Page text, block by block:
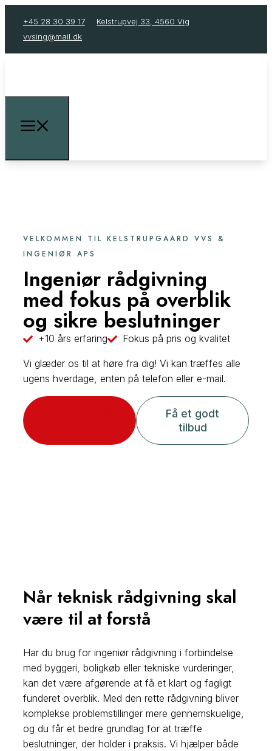
+45 28 30 39 17
Kelstrupvej 33, 4560 Vig
vvsing@mail.dk
VELKOMMEN TIL KELSTRUPGAARD VVS &
INGENIØR APS
Ingeniør rådgivning
med fokus på overblik
og sikre beslutninger
+10 års erfaring Fokus på pris og kvalitet
​Vi glæder os til at høre fra dig! Vi kan træffes alle
ugens hverdage, enten på telefon eller e-mail.
Få et godt
tilbud
Når teknisk rådgivning skal
være til at forstå
Har du brug for ingeniør rådgivning i forbindelse
med byggeri, boligkøb eller tekniske vurderinger,
kan det være afgørende at få et klart og fagligt
funderet overblik. Med den rette rådgivning bliver
komplekse problemstillinger mere gennemskuelige,
og du får et bedre grundlag for at træffe
beslutninger, der holder i praksis. Vi hjælper både